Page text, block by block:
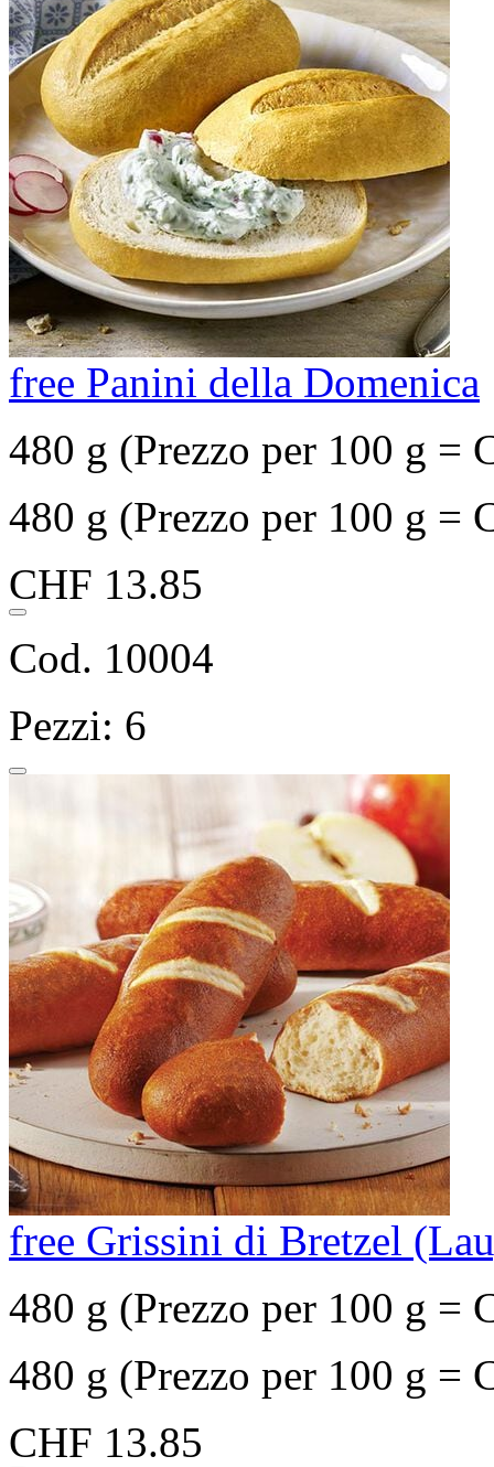
free Panini della Domenica
480 g (Prezzo per 100 g =
480 g (Prezzo per 100 g =
CHF 13.85
Cod. 10004
Pezzi: 6
free Grissini di Bretzel
480 g (Prezzo per 100 g =
480 g (Prezzo per 100 g =
CHF 13.85